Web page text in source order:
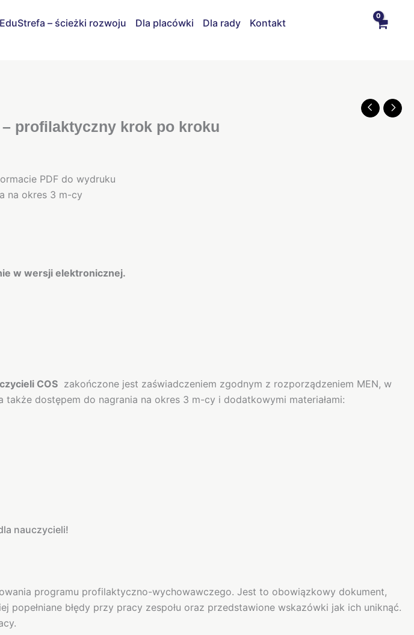
EduStrefa – ścieżki rozwoju Dla placówki Dla rady
Kontakt
profilaktyczny krok po kroku
PDF do wydruku
na okres 3 m-cy
w wersji elektronicznej.
COSzakończone jest zaświadczeniem zgodnym z rozporządzeniem MEN, w
dostępem do nagrania na okres 3 m-cy i dodatkowymi materiałami:
nauczycieli!
programu profilaktyczno-wychowawczego. Jest to obowiązkowy dokument,
błędy przy pracy zespołu oraz przedstawione wskazówki jak ich uniknąć.